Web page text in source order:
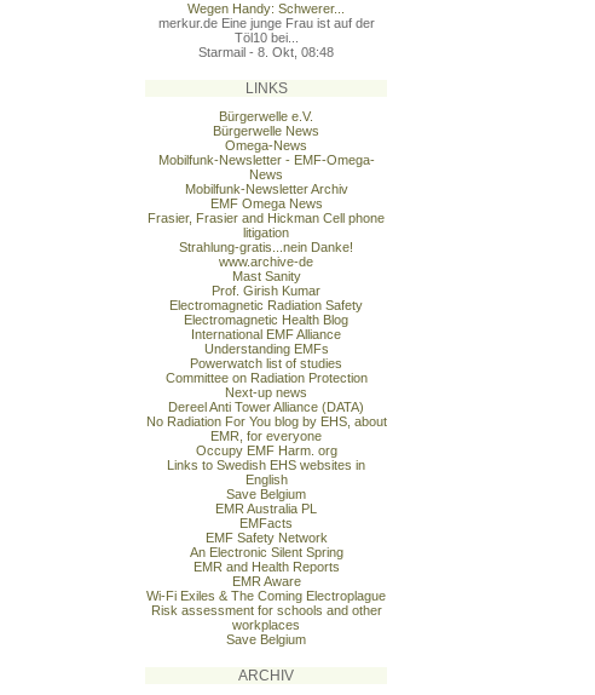
Wegen Handy: Schwerer...
merkur.de Eine junge Frau ist auf der
Töl10 bei...
Starmail - 8. Okt, 08:48
LINKS
Bürgerwelle e.V.
Bürgerwelle News
Omega-News
Mobilfunk-Newsletter - EMF-Omega-
News
Mobilfunk-Newsletter Archiv
EMF Omega News
Frasier, Frasier and Hickman Cell phone
litigation
Strahlung-gratis...nein Danke!
www.archive-de
Mast Sanity
Prof. Girish Kumar
Electromagnetic Radiation Safety
Electromagnetic Health Blog
International EMF Alliance
Understanding EMFs
Powerwatch list of studies
Committee on Radiation Protection
Next-up news
Dereel Anti Tower Alliance (DATA)
No Radiation For You blog by EHS, about
EMR, for everyone
Occupy EMF Harm. org
Links to Swedish EHS websites in
English
Save Belgium
EMR Australia PL
EMFacts
EMF Safety Network
An Electronic Silent Spring
EMR and Health Reports
EMR Aware
Wi-Fi Exiles & The Coming Electroplague
Risk assessment for schools and other
workplaces
Save Belgium
ARCHIV